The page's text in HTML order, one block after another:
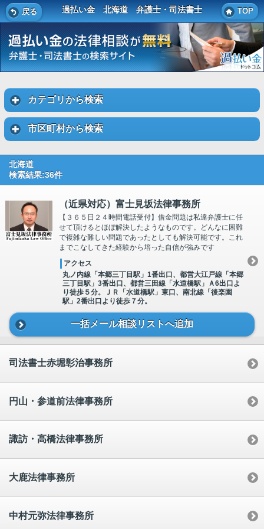
戻る 過払い金 北海道 弁護士・司法書士 TOP
カテゴリから検索
市区町村から検索
北海道
検索結果:36件
（近県対応）富士見坂法律事務所
【３６５日２４時間電話受付】借金問題は私達弁護士に任
せて頂けるとほぼ解決したようなものです。どんなに困難
で複雑な難しい問題であったとしても解決可能です。これ
までこなしてきた経験から培った自信が強みです
アクセス
丸ノ内線「本郷三丁目駅」1番出口、都営大江戸線「本郷
三丁目駅」3番出口、都営三田線「水道橋駅」Ａ6出口よ
り徒歩５分。ＪＲ「水道橋駅」東口、南北線「後楽園
駅」2番出口より徒歩７分。
一括メール相談リストへ追加
司法書士赤堀彰治事務所
円山・参道前法律事務所
諏訪・高橋法律事務所
大鹿法律事務所
中村元弥法律事務所